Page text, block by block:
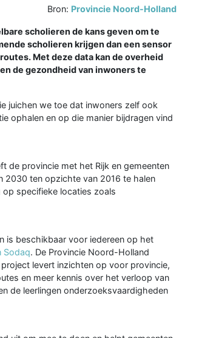
Bron: Provincie Noord-Holland
scholieren de kans geven om te
scholieren krijgen dan een sensor
Met deze data kan de overheid
de gezondheid van inwoners te
juichen we toe dat inwoners zelf ook
ophalen en op die manier bijdragen vind
de provincie met het Rijk en gemeenten
2030 ten opzichte van 2016 te halen
specifieke locaties zoals
is beschikbaar voor iedereen op het
Sodaq. De Provincie Noord-Holland
levert inzichten op voor provincie,
en meer kennis over het verloop van
de leerlingen onderzoeksvaardigheden